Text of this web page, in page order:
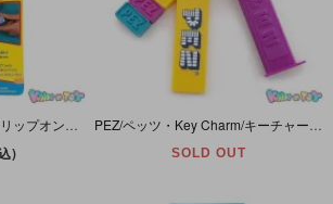
) SOLD OUT